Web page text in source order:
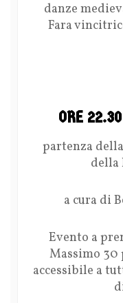
danze
Fara
ORE
partenza
della
a cura di
Evento a
Massimo
accessibile a